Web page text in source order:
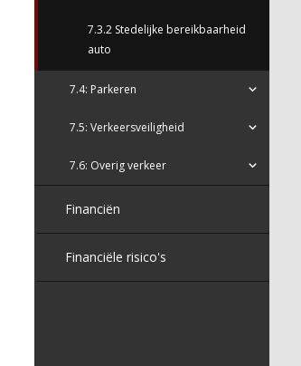
7.3.2 Stedelijke bereikbaarheid
auto
7.4: Parkeren
7.5: Verkeersveiligheid
7.6: Overig verkeer
Financiën
Financiële risico's
Lasten op de kostencategorie